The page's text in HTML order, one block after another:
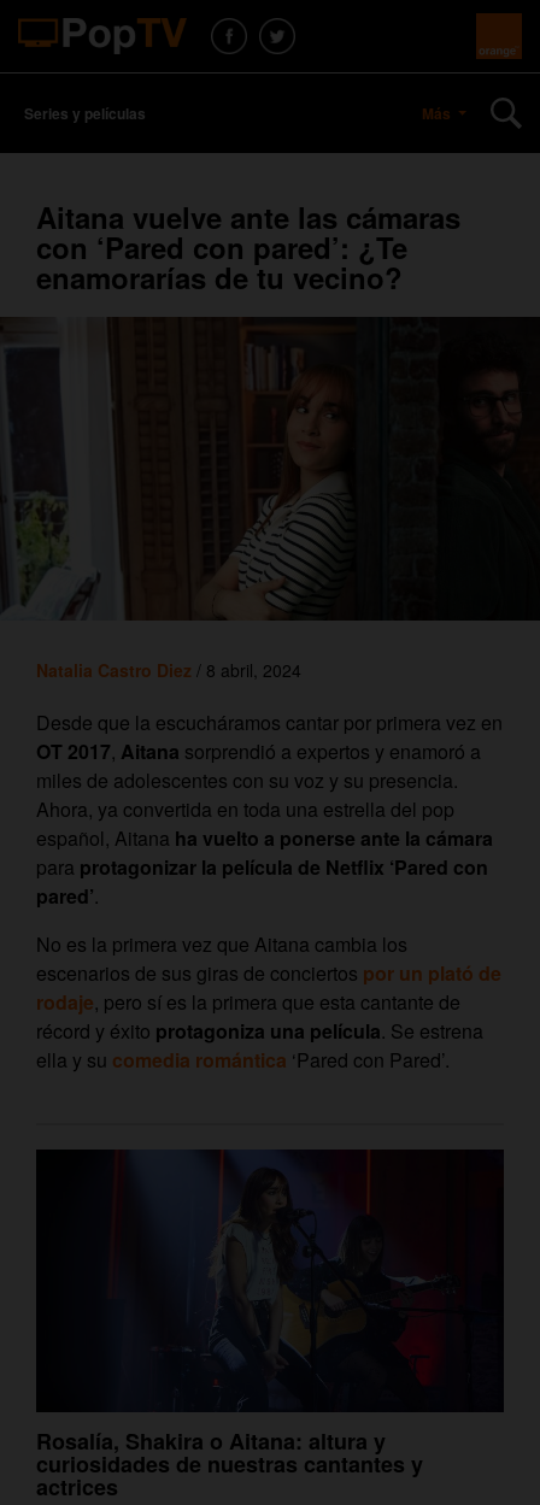
Series y películas Más
Aitana vuelve ante las cámaras
con ‘Pared con pared’: ¿Te
enamorarías de tu vecino?
Natalia Castro Diez / 8 abril, 2024
Desde que la escucháramos cantar por primera vez en
OT 2017, Aitana sorprendió a expertos y enamoró a
miles de adolescentes con su voz y su presencia.
Ahora, ya convertida en toda una estrella del pop
español, Aitana ha vuelto a ponerse ante la cámara
para protagonizar la película de Netflix ‘Pared con
pared’.
No es la primera vez que Aitana cambia los
escenarios de sus giras de conciertos por un plató de
rodaje, pero sí es la primera que esta cantante de
récord y éxito protagoniza una película. Se estrena
ella y su comedia romántica ‘Pared con Pared’.
Rosalía, Shakira o Aitana: altura y
curiosidades de nuestras cantantes y
actrices